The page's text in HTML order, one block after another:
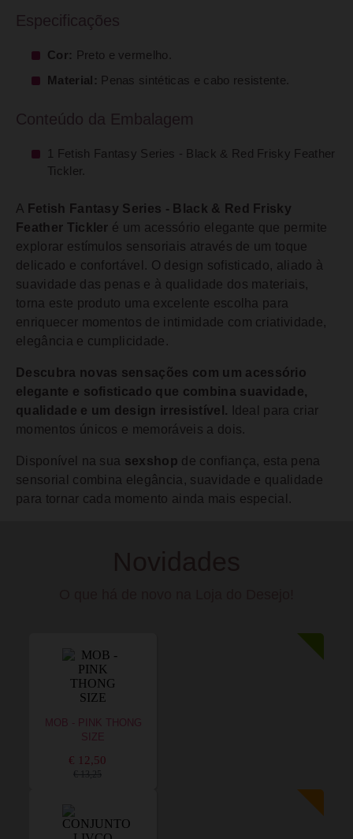
Especificações
Cor:
Preto e vermelho.
Material: Penas sintéticas e cabo resistente.
Conteúdo da Embalagem
1 Fetish Fantasy Series - Black & Red Frisky Feather
Tickler.
A Fetish Fantasy Series - Black & Red Frisky
Feather Tickler é um acessório elegante que permite
explorar estímulos sensoriais através de um toque
delicado e confortável. O design sofisticado, aliado à
suavidade das penas e à qualidade dos materiais,
torna este produto uma excelente escolha para
enriquecer momentos de intimidade com criatividade,
elegância e cumplicidade.
Descubra novas sensações com um acessório
elegante e sofisticado que combina suavidade,
qualidade e um design irresistível. Ideal para criar
momentos únicos e memoráveis a dois.
Disponível na sua sexshop de confiança, esta pena
sensorial combina elegância, suavidade e qualidade
para tornar cada momento ainda mais especial.
MOB - PINK THONG
SIZE
€ 12,50
€ 13,25